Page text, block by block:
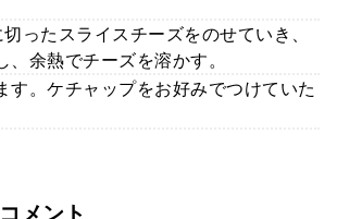
ったスライスチーズをのせていき、
、余熱でチーズを溶かす。
す。ケチャップをお好みでつけていた
メント